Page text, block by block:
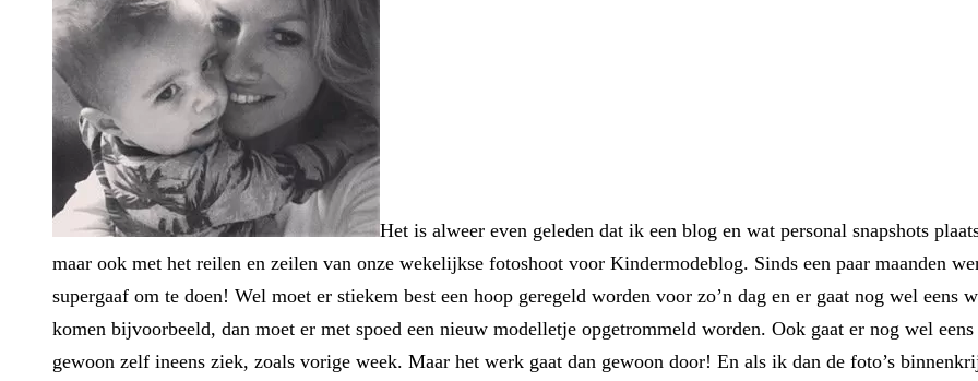
Het is alweer even geleden dat ik een blog en wat personal snapshots
maar ook met het reilen en zeilen van onze wekelijkse fotoshoot voor Kindermodeblog. Sinds een paar maanden
supergaaf om te doen! Wel moet er stiekem best een hoop geregeld worden voor zo’n dag en er gaat nog wel
komen bijvoorbeeld, dan moet er met spoed een nieuw modelletje opgetrommeld worden. Ook gaat er nog wel
gewoon zelf ineens ziek, zoals vorige week. Maar het werk gaat dan gewoon door! En als ik dan de foto’s